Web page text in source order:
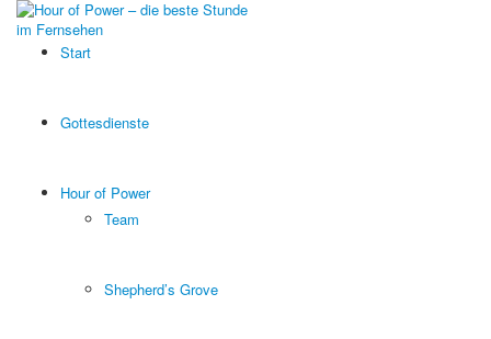
Start
Gottesdienste
Hour of Power
Team
Shepherd’s Grove